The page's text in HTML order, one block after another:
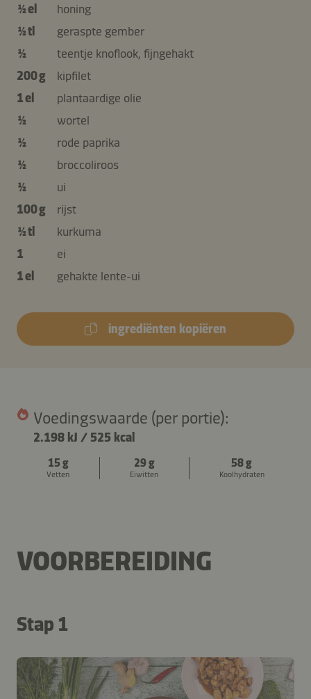
½ el
honing
½ tl
geraspte gember
½
teentje knoflook, fijngehakt
200 g
kipfilet
1 el
plantaardige olie
½
wortel
½
rode paprika
½
broccoliroos
½
ui
100 g
rijst
½ tl
kurkuma
1
ei
1 el
gehakte lente-ui
ingrediënten kopiëren
Voedingswaarde (per portie):
2.198 kJ / 525 kcal
15 g
Vetten
29 g
Eiwitten
58 g
Koolhydraten
VOORBEREIDING
Stap 1